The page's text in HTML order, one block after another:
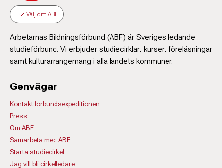
Välj ditt ABF
Arbetarnas Bildningsförbund (ABF) är Sveriges ledande
studieförbund. Vi erbjuder studiecirklar, kurser, föreläsningar
samt kulturarrangemang i alla landets kommuner.
Genvägar
Kontakt förbundsexpeditionen
Press
Om ABF
Samarbeta med ABF
Starta studiecirkel
Jag vill bli cirkelledare